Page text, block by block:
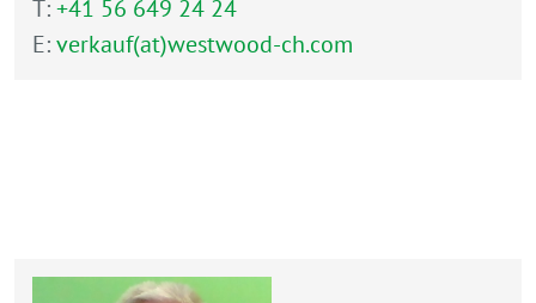
T:+41 56 649 24 24
E:verkauf(at)westwood-ch.com